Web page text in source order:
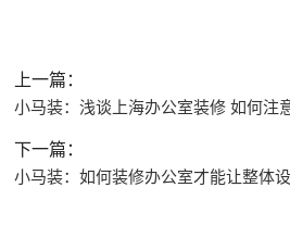
上一篇：
小马装：浅谈上海办公室装修 如何注
下一篇：
小马装：如何装修办公室才能让整体设